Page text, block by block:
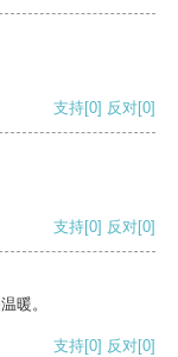
支持[0] 反对[0]
支持[0] 反对[0]
暖。
支持[0] 反对[0]